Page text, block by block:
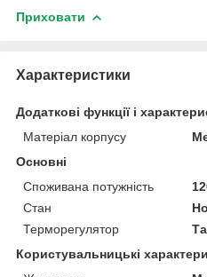
Приховати
Характеристики
Додаткові функції і
Матеріал корпусу
Основні
Споживана потужність
Стан
Терморегулятор
Користувальницькі